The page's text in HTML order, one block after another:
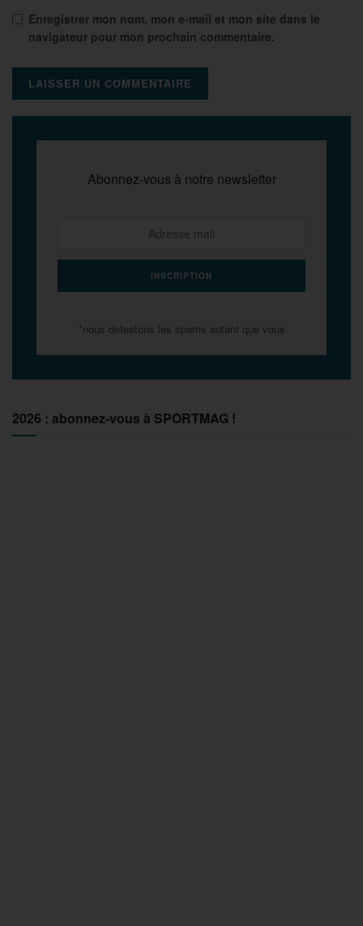
Enregistrer mon nom, mon e-mail et mon site dans le
navigateur pour mon prochain commentaire.
Abonnez-vous à notre newsletter
*nous détestons les spams autant que vous
2026 : abonnez-vous à SPORTMAG !